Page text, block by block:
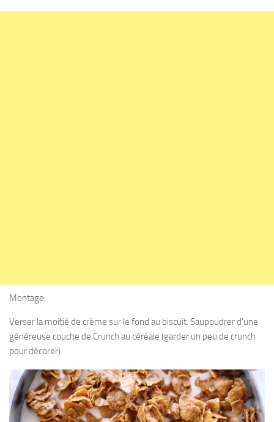
Montage:
Verser la moitié de crème sur le fond au biscuit. Saupoudrer d’une
généreuse couche de Crunch au céréale (garder un peu de crunch
pour décorer)